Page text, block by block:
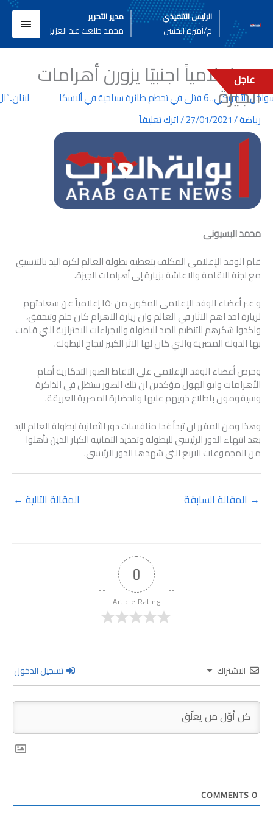
المحتوى
الرئيس التنفيذي
م/أميره الحسن
مدير التحرير
محمد طلعت عبد العزيز
عاجل
قتلى في تحطم طائرة سياحية في ألاسكا
١٥٠ إعلامياً اجنبيًا يزورن أهرامات
الجيزة
رياضة/
27/01/2021
/اترك تعليقاً
محمد البسيونى
قام الوفد الإعلامى المكلف بتغطية بطولة العالم لكرة اليد بالتنسيق
مع لجنة الاقامة والاعاشة بزيارة إلى أهرامات الجيزة.
و عبر أعضاء الوفد الإعلامى المكون من ١٥٠ إعلامياً عن سعادتهم
لزيارة احد اهم الاثار في العالم وان زيارة الاهرام كان حلم وتتحقق،
واكدوا شكرهم للتنظيم الجيد للبطولة والاجراءات الاحترازية التي قامت
بها الدولة المصرية والتي كان لها الاثر الكبير لنجاح البطولة.
وحرص أعضاء الوفد الإعلامى على التقاط الصور التذكارية أمام
الأهرامات وابو الهول مؤكدين ان تلك الصور ستظل فى الذاكرة
وسيقومون باطلاع ذويهم عليها والحضارة المصرية العريقة.
وهذا ومن المقرر ان تبدأ غدا منافسات دور الثمانية لبطولة العالم لليد
بعد انتهاء الدور الرئيسى للبطولة وتحديد الثمانية الكبار الذين تأهلوا
من المجموعات الاربع التى شهدها الدور الرئيسى.
→ المقالة السابقة المقالة التالية ←
0
Article Rating
الاشتراك تسجيل الدخول
0